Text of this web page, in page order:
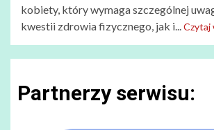
kobiety, który wymaga szczególnej
kwestii zdrowia fizycznego, jak i...Czytaj
Partnerzy serwisu: